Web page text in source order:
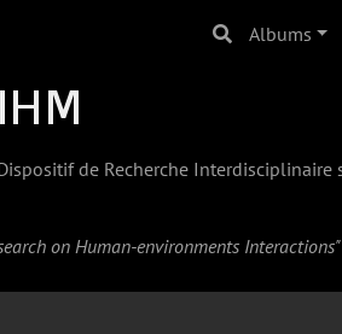
Albums
de Recherche
on Human-environments